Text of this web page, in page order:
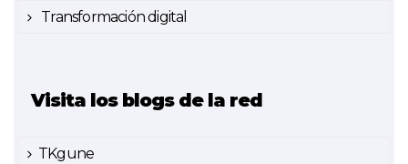
Transformación digital
Visita los blogs de la red
TKgune